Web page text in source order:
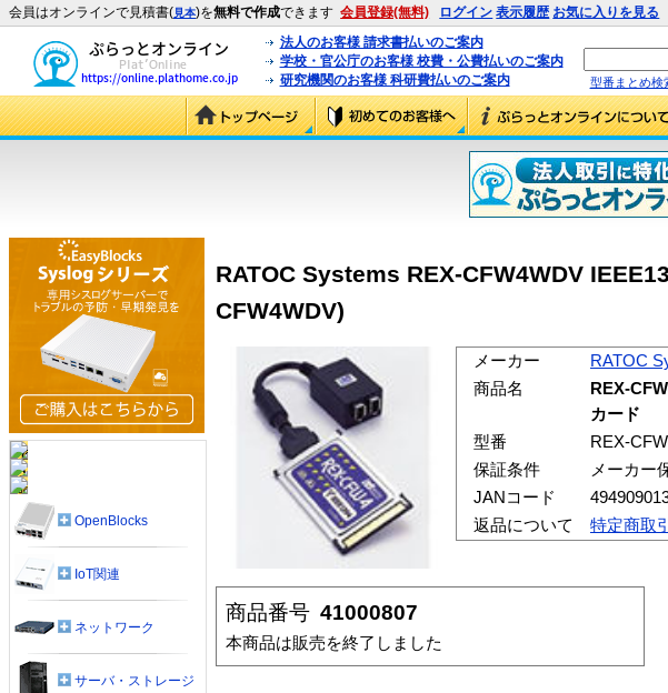
会員はオンラインで見積書(見本)を無料で作成できます 会員登録(無料) ログイン 表示履歴 お気に入りを見る
法人のお客様 請求書払いのご案内
学校・官公庁のお客様 校費・公費払いのご案内
研究機関のお客様 科研費払いのご案内
型番まとめ検
RATOC Systems REX-CFW4WDV
CFW4WDV)
メーカー
RATOC
商品名
REX-
カード
型番
REX-
保証条件
メーカー
JANコード
返品について
特定商取
商品番号 41000807
本商品は販売を終了しました
OpenBlocks
IoT関連
ネットワーク
サーバ・ストレージ